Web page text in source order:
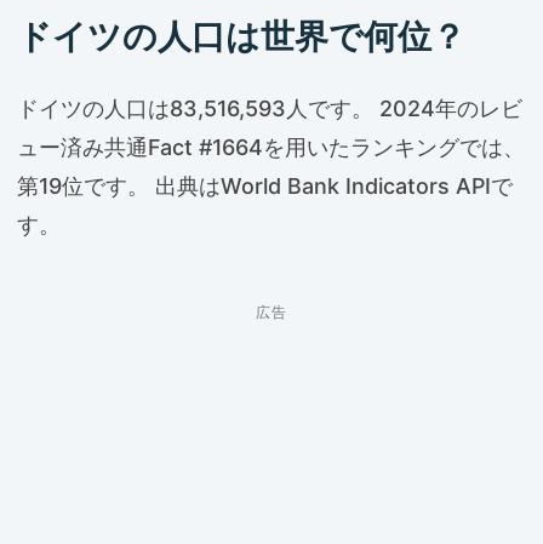
ドイツの人口は世界で何位？
ドイツの人口は83,516,593人です。 2024年のレビ
ュー済み共通Fact #1664を用いたランキングでは、
第19位です。 出典はWorld Bank Indicators APIで
す。
広告